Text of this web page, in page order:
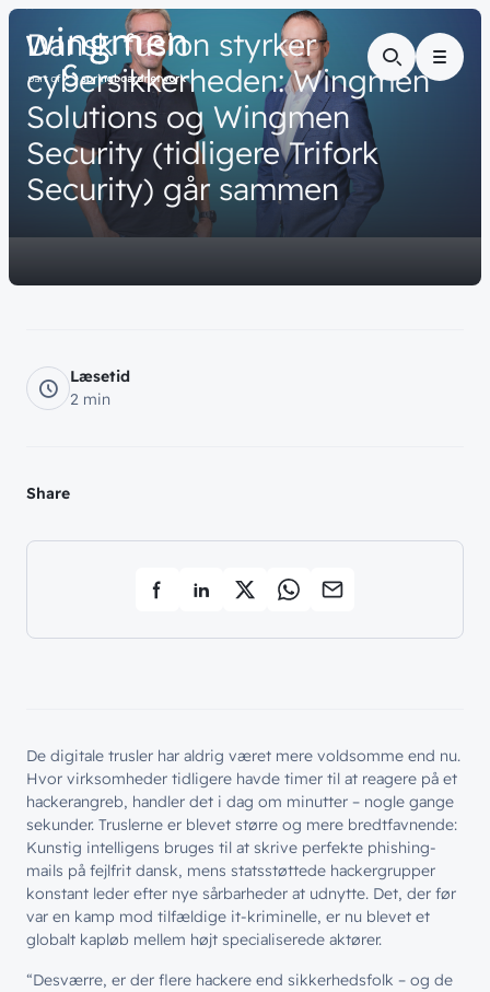
Menu
Dansk fusion styrker
cybersikkerheden: Wingmen
Solutions og Wingmen
Security (tidligere Trifork
Security) går sammen
Læsetid
2 min
Share
De digitale trusler har aldrig været mere voldsomme end nu.
Hvor virksomheder tidligere havde timer til at reagere på et
hackerangreb, handler det i dag om minutter – nogle gange
sekunder. Truslerne er blevet større og mere bredtfavnende:
Kunstig intelligens bruges til at skrive perfekte phishing-
mails på fejlfrit dansk, mens statsstøttede hackergrupper
konstant leder efter nye sårbarheder at udnytte. Det, der før
var en kamp mod tilfældige it-kriminelle, er nu blevet et
globalt kapløb mellem højt specialiserede aktører.
“Desværre, er der flere hackere end sikkerhedsfolk – og de